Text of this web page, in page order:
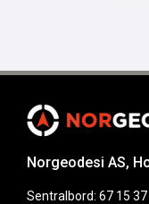
Norgeodesi AS,
Sentralbord: 67 15 37